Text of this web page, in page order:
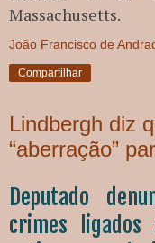
Massachusetts.
João Francisco de
Compartilhar
Lindbergh diz
“aberração”
Deputado
crimes